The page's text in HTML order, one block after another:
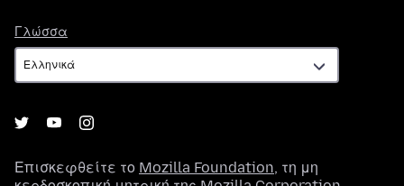
Γλώσσα
Επισκεφθείτε το Mozilla Foundation, τη μη